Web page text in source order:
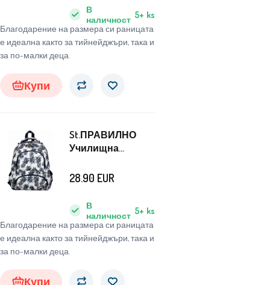
Благодарение на размера си раницата
е идеална както за тийнейджъри, така и
за по-малки деца.
В
наличност 5+ ks
Купи
St.ПРАВИЛНО
Училищна
камери Ананаси
Благодарение на размера си раницата
е идеална както за тийнейджъри, така и
за по-малки деца.
В
наличност 5+ ks
28.90 EUR
Купи